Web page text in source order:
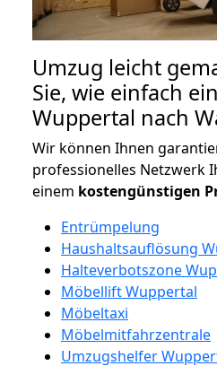
Umzug leicht
Sie, wie einfach
Wuppertal nach
Wir können Ihnen
professionelles Netzwerk
einem kostengünstigen
Entrümpelung
Haushaltsauflösung
Halteverbotszone
Möbellift Wuppertal
Möbeltaxi
Möbelmitfahrzentrale
Umzugshelfer